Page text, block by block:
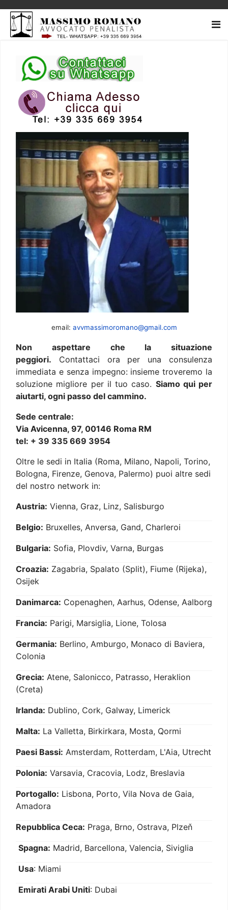
email: avvmassimoromano@gmail.com
Non aspettare che la situazione
peggiori. Contattaci ora per una consulenza
immediata e senza impegno: insieme troveremo la
soluzione migliore per il tuo caso. Siamo qui per
aiutarti, ogni passo del cammino.
Sede centrale:
Via Avicenna, 97, 00146 Roma RM
tel: + 39 335 669 3954
Oltre le sedi in Italia (Roma, Milano, Napoli, Torino,
Bologna, Firenze, Genova, Palermo) puoi altre sedi
del nostro network in:
Austria: Vienna, Graz, Linz, Salisburgo
Belgio: Bruxelles, Anversa, Gand, Charleroi
Bulgaria: Sofia, Plovdiv, Varna, Burgas
Croazia: Zagabria, Spalato (Split), Fiume (Rijeka),
Osijek
Danimarca: Copenaghen, Aarhus, Odense, Aalborg
Francia: Parigi, Marsiglia, Lione, Tolosa
Germania: Berlino, Amburgo, Monaco di Baviera,
Colonia
Grecia: Atene, Salonicco, Patrasso, Heraklion
(Creta)
Irlanda: Dublino, Cork, Galway, Limerick
Malta: La Valletta, Birkirkara, Mosta, Qormi
Paesi Bassi: Amsterdam, Rotterdam, L'Aia, Utrecht
Polonia: Varsavia, Cracovia, Lodz, Breslavia
Portogallo: Lisbona, Porto, Vila Nova de Gaia,
Amadora
Repubblica Ceca: Praga, Brno, Ostrava, Plzeň
Spagna: Madrid, Barcellona, Valencia, Siviglia
Usa: Miami
Emirati Arabi Uniti: Dubai